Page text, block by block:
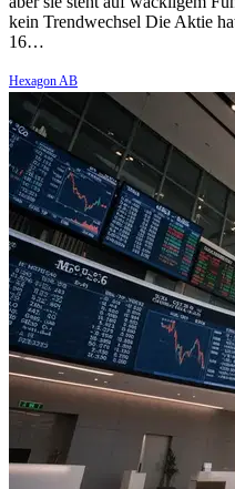
kein Trendwechsel Die Aktie
16…
Hexagon AB